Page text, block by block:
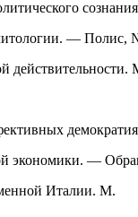
— Полис,
действительности.
—
Италии. М.